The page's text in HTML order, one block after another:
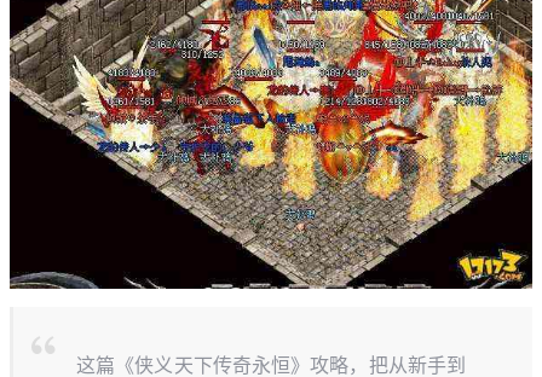
这篇《侠义天下传奇永恒》攻略，把从新手到